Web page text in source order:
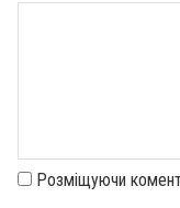
Розміщуючи